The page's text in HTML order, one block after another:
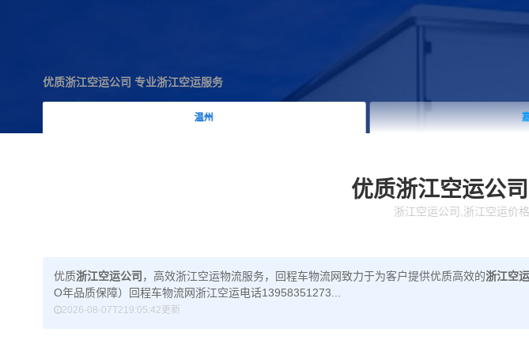
优质浙江空运公司 专业浙江空运服务
温州
优质浙江空运公司
浙江空运公司,浙江空运价
优质浙江空运公司 ，高效浙江空运物流服务，回程车物流网致力于为客户提供优质高效的浙江空
O年品质保障）回程车物流网浙江空运电话13958351273...
2026-08-07T219:05:42更新